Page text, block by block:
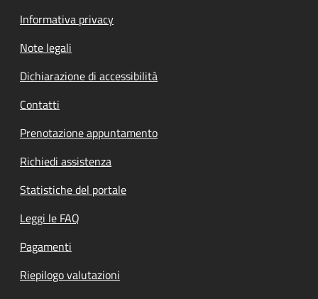
Informativa privacy
Note legali
Dichiarazione di accessibilità
Contatti
Prenotazione appuntamento
Richiedi assistenza
Statistiche del portale
Leggi le FAQ
Pagamenti
Riepilogo valutazioni